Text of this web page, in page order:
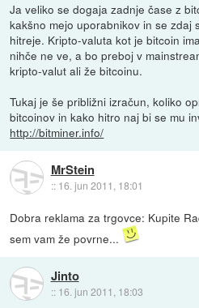
Ja veliko se dogaja zadnje čase z
kakšno mejo uporabnikov in se zdaj
hitreje. Kripto-valuta kot je bitcoin
nihče ne ve, a bo preboj v
kripto-valut ali že bitcoinu.
Tukaj je še približni izračun, koliko
bitcoinov in kako hitro naj bi se mu
http://bitminer.info/
MrStein
:: 16. jun 2011, 18:01
Dobra reklama za trgovce: Kupite
sem vam že povrne...
Jinto
:: 16. jun 2011, 18:03